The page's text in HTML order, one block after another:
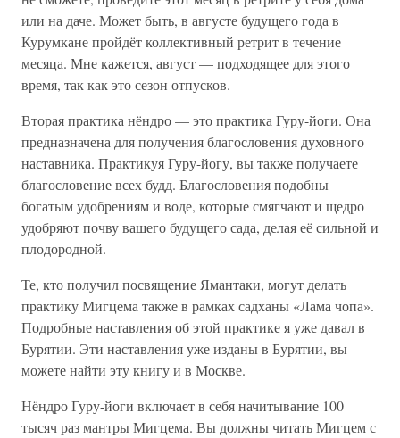
или на даче. Может быть, в августе будущего года в
Курумкане пройдёт коллективный ретрит в течение
месяца. Мне кажется, август — подходящее для этого
время, так как это сезон отпусков.
Вторая практика нёндро — это практика Гуру-йоги. Она
предназначена для получения благословения духовного
наставника. Практикуя Гуру-йогу, вы также получаете
благословение всех будд. Благословения подобны
богатым удобрениям и воде, которые смягчают и щедро
удобряют почву вашего будущего сада, делая её сильной и
плодородной.
Те, кто получил посвящение Ямантаки, могут делать
практику Мигцема также в рамках садханы «Лама чопа».
Подробные наставления об этой практике я уже давал в
Бурятии. Эти наставления уже изданы в Бурятии, вы
можете найти эту книгу и в Москве.
Нёндро Гуру-йоги включает в себя начитывание 100
тысяч раз мантры Мигцема. Вы должны читать Мигцем с